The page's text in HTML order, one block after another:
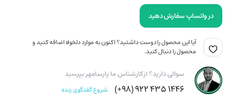
در واتساپ سفارش دهید
آیا این محصول را دوست داشتید؟ اکنون به موارد دلخواه اضافه کنید و
محصول را دنبال کنید.
سوالی دارید؟ از کارشناس ما پارسامهر بپرسید
۱۴۴۶ ۴۳۵ ۹۲۲ (۹۸+) شروع گفتگوی زنده